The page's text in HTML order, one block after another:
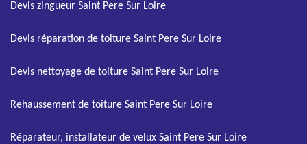
Devis zingueur Saint Pere Sur Loire
Devis réparation de toiture Saint Pere Sur Loire
Devis nettoyage de toiture Saint Pere Sur Loire
Rehaussement de toiture Saint Pere Sur Loire
Réparateur, installateur de velux Saint Pere Sur Loire